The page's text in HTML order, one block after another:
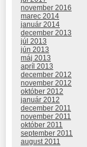
november 2016
marec 2014
január 2014
december 2013
júl 2013
jún 2013
máj 2013
apríl 2013
december 2012
november 2012
október 2012
január 2012
december 2011
november 2011
október 2011
september 2011
august 2011